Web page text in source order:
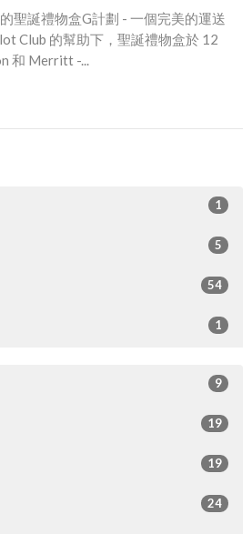
聖誕禮物盒G計劃 - 一個完美的運送
Club 的幫助下，聖誕禮物盒於 12
和 Merritt -...
1
5
54
1
9
19
19
24